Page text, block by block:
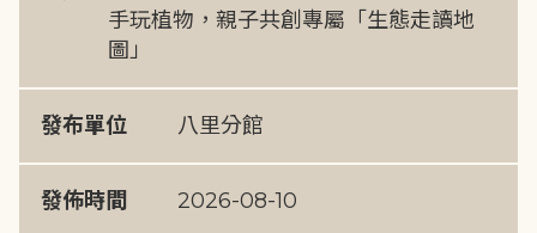
手玩植物，親子共創專屬「生態走讀地
圖」
發布單位 八里分館
發佈時間 2026-08-10